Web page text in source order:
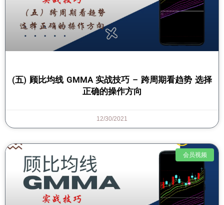
(五) 顾比均线 GMMA 实战技巧 – 跨周期看趋势 选择
正确的操作方向
12/30/2021
会员视频